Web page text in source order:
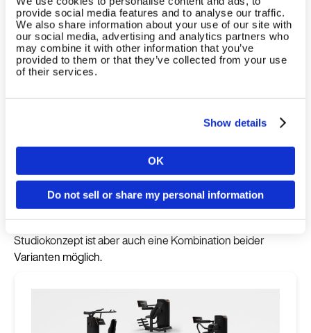
provide social media features and to analyse our traffic.
We also share information about your use of our site with
our social media, advertising and analytics partners who
may combine it with other information that you’ve
provided to them or that they’ve collected from your use
of their services.
Show details
OK
Do not sell or share my personal information
deinem Studio neu denken und mit skalierbarem
Wachstum verbinden. Fülle das Kontaktformular
aus und wir melden uns bei dir.
Die smarte Lösung, die zu deinem
Studio passen
Smart Strength kann im Zirkel Modus oder in EGYM Pro auf
der Trainingsfläche eingesetzt werden. Je nach
Studiokonzept ist aber auch eine Kombination beider
Varianten möglich.
Sprache